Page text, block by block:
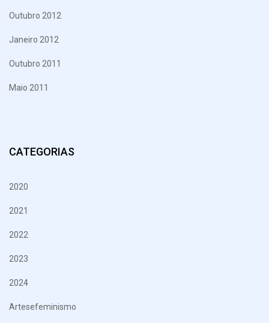
Outubro 2012
Janeiro 2012
Outubro 2011
Maio 2011
CATEGORIAS
2020
2021
2022
2023
2024
Artesefeminismo